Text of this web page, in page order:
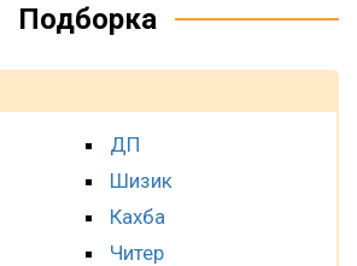
Подборка
ДП
Шизик
Кахба
Читер